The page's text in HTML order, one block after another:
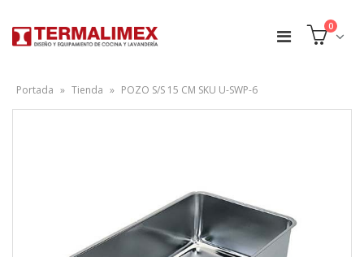
0
Portada » Tienda » POZO S/S 15 CM SKU U-SWP-6